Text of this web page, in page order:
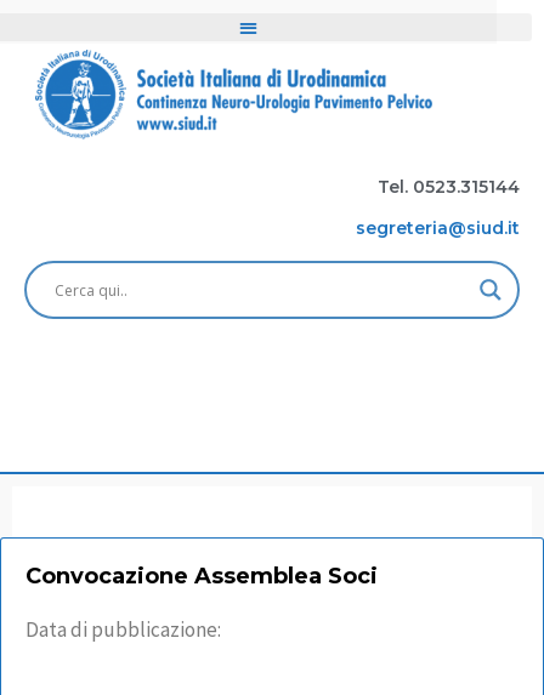
Tel. 0523.315144
segreteria@siud.it
Convocazione Assemblea Soci
Data di pubblicazione: